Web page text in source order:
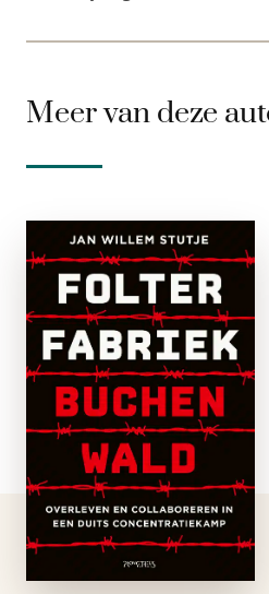
Meer van deze
Folterfabriek
Buchenwald
e-boek
‘De kapo is
verantwoordelijk voor
de werkprestatie van
de gevangenen, hij
voorkomt sabotage
en zorgt ervoor dat
alles ordelijk en
schoon is. Als soldaat
zal het u aanspreken.
Wanneer we …